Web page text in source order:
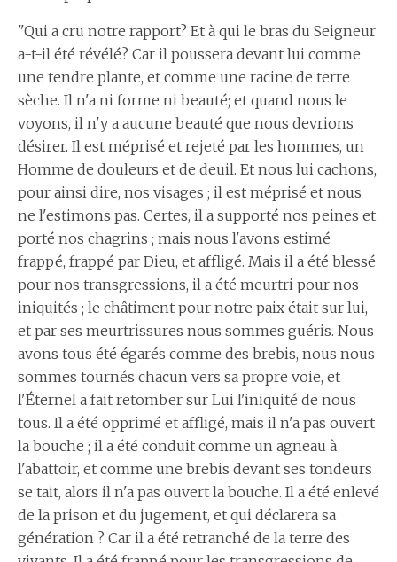
"Qui a cru notre rapport? Et à qui le bras du Seigneur
a-t-il été révélé? Car il poussera devant lui comme
une tendre plante, et comme une racine de terre
sèche. Il n'a ni forme ni beauté; et quand nous le
voyons, il n'y a aucune beauté que nous devrions
désirer. Il est méprisé et rejeté par les hommes, un
Homme de douleurs et de deuil. Et nous lui cachons,
pour ainsi dire, nos visages ; il est méprisé et nous
ne l'estimons pas. Certes, il a supporté nos peines et
porté nos chagrins ; mais nous l'avons estimé
frappé, frappé par Dieu, et affligé. Mais il a été blessé
pour nos transgressions, il a été meurtri pour nos
iniquités ; le châtiment pour notre paix était sur lui,
et par ses meurtrissures nous sommes guéris. Nous
avons tous été égarés comme des brebis, nous nous
sommes tournés chacun vers sa propre voie, et
l'Éternel a fait retomber sur Lui l'iniquité de nous
tous. Il a été opprimé et affligé, mais il n'a pas ouvert
la bouche ; il a été conduit comme un agneau à
l'abattoir, et comme une brebis devant ses tondeurs
se tait, alors il n'a pas ouvert la bouche. Il a été enlevé
de la prison et du jugement, et qui déclarera sa
génération ? Car il a été retranché de la terre des